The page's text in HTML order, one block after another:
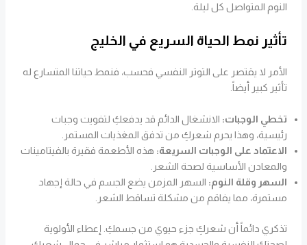
النوم المتواصل كل ليلة.
تأثير نمط الحياة السريع في الخليج
الأمر لا يقتصر على التوتر النفسي فحسب، فنمط حياتنا المتسارع له
تأثير كبير أيضاً.
تخطي الوجبات: الانشغال الدائم قد يدفعكِ لتفويت وجبات
رئيسية، وهذا يحرم شعركِ من تدفق المغذيات المستمر.
الاعتماد على الوجبات السريعة: هذه الأطعمة فقيرة بالفيتامينات
والمعادن الأساسية لصحة الشعر.
السهر وقلة النوم: السهر المزمن يضع الجسم في حالة إجهاد
مستمرة، مما يفاقم من مشكلة تساقط الشعر.
تذكري دائماً أن شعركِ جزء حيوي من جسمكِ. إعطاء الأولوية